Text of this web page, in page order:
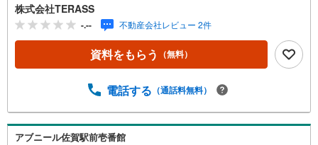
株式会社TERASS
-.-- 不動産会社レビュー 2件
資料をもらう （無料）
電話する （通話料無料）
アブニール佐賀駅前壱番館